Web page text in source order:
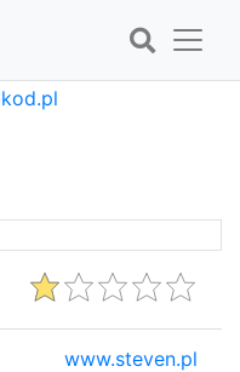
www.steven.pl